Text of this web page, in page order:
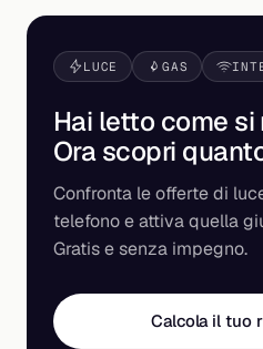
LUCE GAS
Hai letto come si
Ora scopri
Confronta le offerte di
telefono e attiva quella
Gratis e senza impegno.
Calcola il tuo